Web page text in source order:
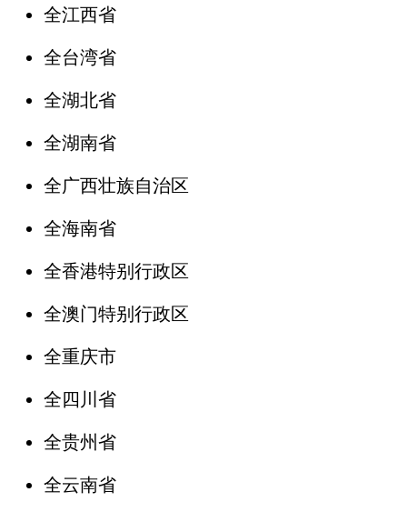
全江西省
全台湾省
全湖北省
全湖南省
全广西壮族自治区
全海南省
全香港特别行政区
全澳门特别行政区
全重庆市
全四川省
全贵州省
全云南省